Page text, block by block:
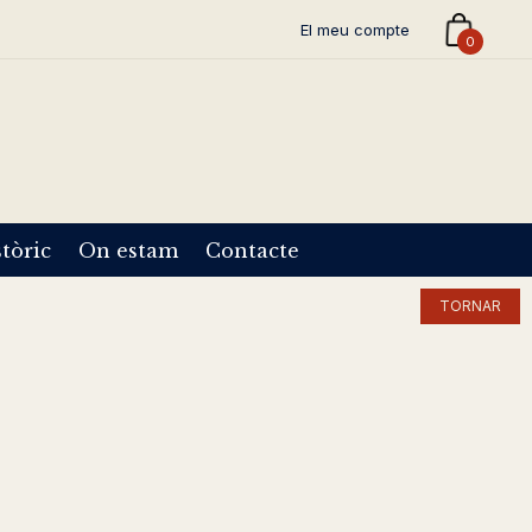
El meu compte
0
On estam Contacte
TORNAR